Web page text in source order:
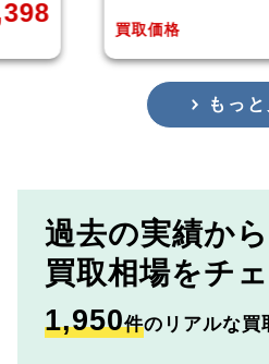
買取価格
もっ
過去の実績から
買取相場をチ
1,950件のリアルな買